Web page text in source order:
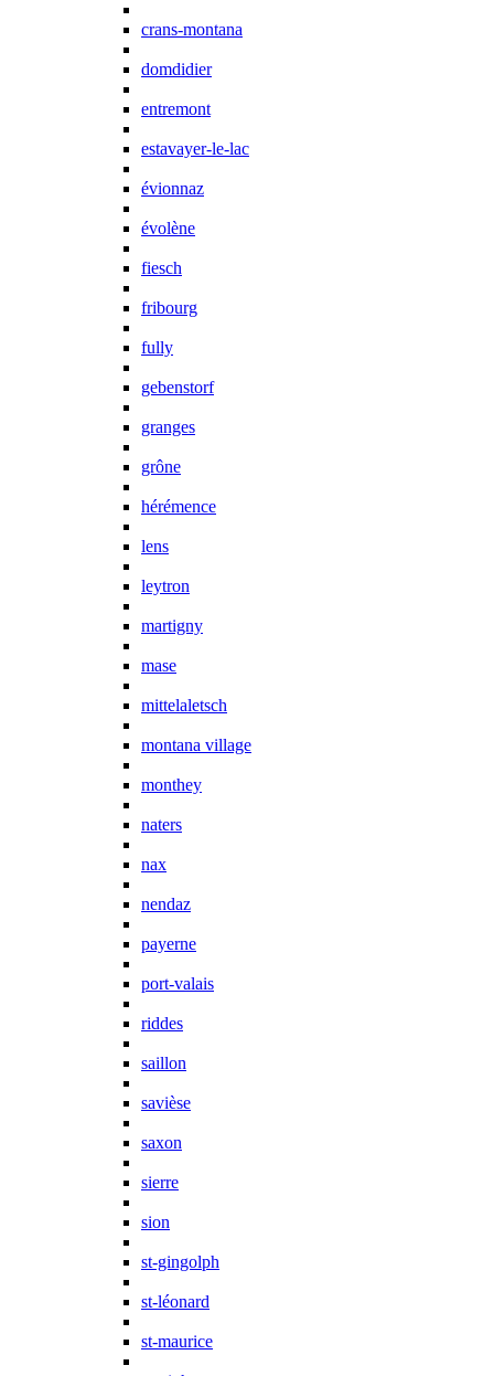
crans-montana
domdidier
entremont
estavayer-le-lac
évionnaz
évolène
fiesch
fribourg
fully
gebenstorf
granges
grône
hérémence
lens
leytron
martigny
mase
mittelaletsch
montana village
monthey
naters
nax
nendaz
payerne
port-valais
riddes
saillon
savièse
saxon
sierre
sion
st-gingolph
st-léonard
st-maurice